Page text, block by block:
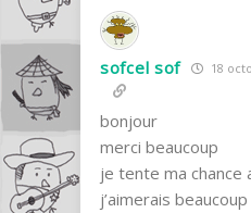
sofcel sof 18
bonjour
merci beaucoup
je tente ma chance
j’aimerais